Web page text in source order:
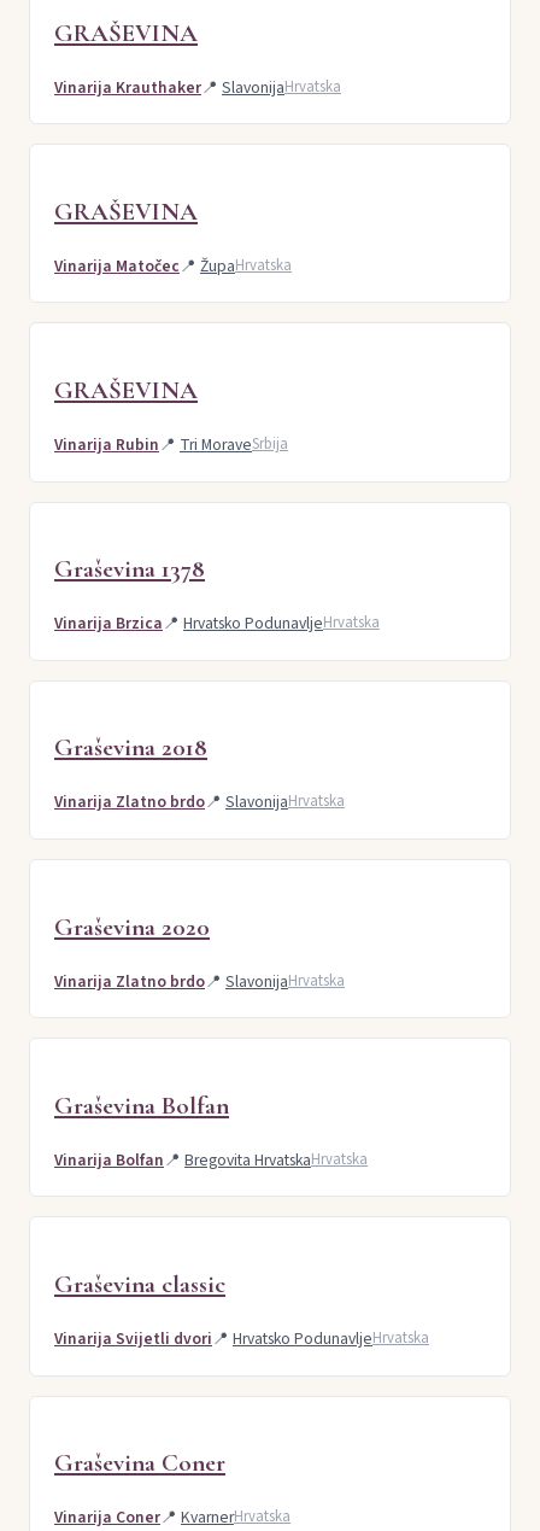
GRAŠEVINA
Vinarija Krauthaker📍 SlavonijaHrvatska
GRAŠEVINA
Vinarija Matočec📍 ŽupaHrvatska
GRAŠEVINA
Vinarija Rubin📍 Tri MoraveSrbija
Graševina 1378
Vinarija Brzica📍 Hrvatsko PodunavljeHrvatska
Graševina 2018
Vinarija Zlatno brdo📍 SlavonijaHrvatska
Graševina 2020
Vinarija Zlatno brdo📍 SlavonijaHrvatska
Graševina Bolfan
Vinarija Bolfan📍 Bregovita HrvatskaHrvatska
Graševina classic
Vinarija Svijetli dvori📍 Hrvatsko PodunavljeHrvatska
Graševina Coner
Vinarija Coner📍 KvarnerHrvatska